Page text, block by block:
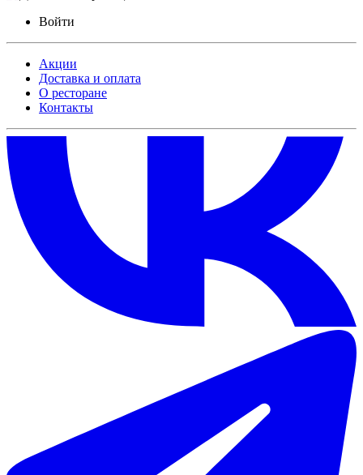
Войти
Акции
Доставка и оплата
О ресторане
Контакты